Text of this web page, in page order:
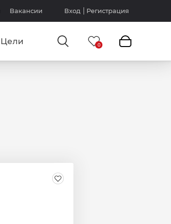
Вакансии Вход Регистрация
Цели